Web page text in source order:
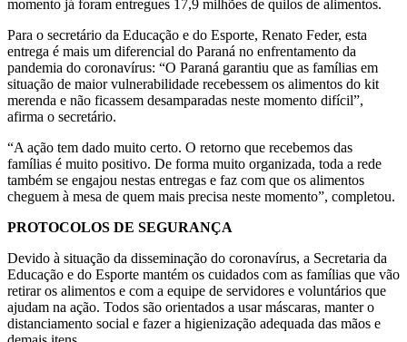
momento já foram entregues 17,9 milhões de quilos de alimentos.
Para o secretário da Educação e do Esporte, Renato Feder, esta
entrega é mais um diferencial do Paraná no enfrentamento da
pandemia do coronavírus: “O Paraná garantiu que as famílias em
situação de maior vulnerabilidade recebessem os alimentos do kit
merenda e não ficassem desamparadas neste momento difícil”,
afirma o secretário.
“A ação tem dado muito certo. O retorno que recebemos das
famílias é muito positivo. De forma muito organizada, toda a rede
também se engajou nestas entregas e faz com que os alimentos
cheguem à mesa de quem mais precisa neste momento”, completou.
PROTOCOLOS DE SEGURANÇA
Devido à situação da disseminação do coronavírus, a Secretaria da
Educação e do Esporte mantém os cuidados com as famílias que vão
retirar os alimentos e com a equipe de servidores e voluntários que
ajudam na ação. Todos são orientados a usar máscaras, manter o
distanciamento social e fazer a higienização adequada das mãos e